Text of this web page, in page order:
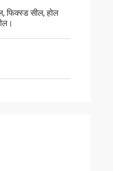
फिक्स्ड सील, होल